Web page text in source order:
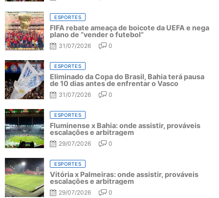
ESPORTES
FIFA rebate ameaça de boicote da UEFA e nega
plano de “vender o futebol”
31/07/2026 0
ESPORTES
Eliminado da Copa do Brasil, Bahia terá pausa
de 10 dias antes de enfrentar o Vasco
31/07/2026 0
ESPORTES
Fluminense x Bahia: onde assistir, prováveis
escalações e arbitragem
29/07/2026 0
ESPORTES
Vitória x Palmeiras: onde assistir, prováveis
escalações e arbitragem
29/07/2026 0